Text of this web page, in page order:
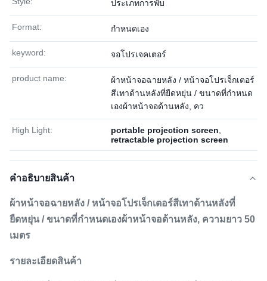
ประเภทการพับ
Format: กำหนดเอง
keyword: จอโปรเจคเตอร์
product name:
ผ้าหน้าจอฉายหลัง / หน้าจอโปรเจ็กเตอร์
สีเทาด้านหลังที่ยืดหยุ่น / ขนาดที่กำหนด
เองผ้าหน้าจอด้านหลัง, คว
High Light: portable projection screen
retractable projection screen
คําอธิบายสินค้า
ผ้าหน้าจอฉายหลัง / หน้าจอโปรเจ็กเตอร์สีเทาด้านหลังที่
ยืดหยุ่น / ขนาดที่กำหนดเองผ้าหน้าจอด้านหลัง, ความยาว 50
เมตร
รายละเอียดสินค้า